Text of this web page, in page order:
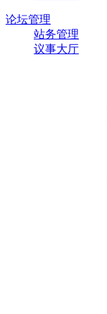
论坛管理
站务管理
议事大厅